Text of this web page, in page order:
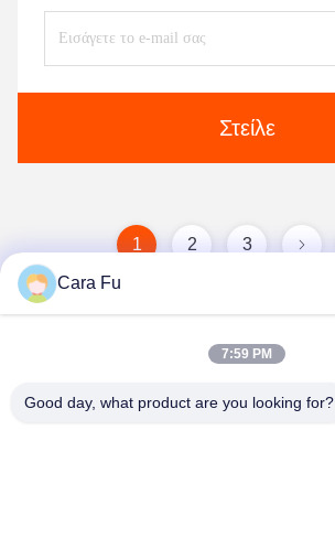
Στείλε
1 2 3
Cara Fu
7:59 PM
Good day, what product are you looking for?